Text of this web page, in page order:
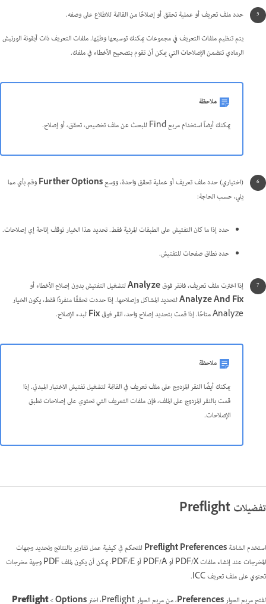
حدد ملف تعريف أو عملية تحقق أو إصلاحًا من القائمة للاطلاع على وصفه.
يتم تنظيم ملفات التعريف في مجموعات يمكنك توسيعها وطيّها. ملفات التعريف ذات أيقونة الورنيش
الرمادي تتضمن الإصلاحات التي يمكن أن تقوم بتصحيح الأخطاء في ملفك.
ملاحظة
يمكنك أيضاً استخدام مربع Find للبحث عن ملف تخصيص، تحقق، أو إصلاح.
(‏اختياري) حدد ملف تعريف أو عملية تحقق واحدة، ووسعFurther Optionsوقم بأي مما
يلي، حسب الحاجة:
حدد إذا ما كان التفتيش على الطبقات المرئية فقط. تحديد هذا الخيار توقف إتاحة إي إصلاحات.
حدد نطاق صفحات للتفتيش.
إذا اخترت ملف تعريف، فانقر فوقAnalyzeلتشغيل التفتيش بدون إصلاح الأخطاء أو
Analyze And Fixلتحديد المشاكل وإصلاحها. إذا حددت تحققًا منفردًا فقط، يكون الخيار
Analyze متاحًا. إذا قمت بتحديد إصلاح واحد، انقر فوق
Fixلبدء الإصلاح.
ملاحظة
يمكنك أيضًا النقر المزدوج على ملف تعريف في القائمة لتشغيل تفتيش الاختبار المبدئي. إذا
قمت بالنقر المزدوج على الملف، فإن ملفات التعريف التي تحتوي على إصلاحات تطبق
الإصلاحات.
تفضيلات Preflight
استخدم الشاشةPreflight Preferencesللتحكم في كيفية عمل تقارير بالنتائج وتحديد وجهات
المخرجات عند إنشاء ملفات PDF/X أو PDF/A أو PDF/E. يمكن أن يكون لملف PDF وجهة مخرجات
تحتوي على ملف تعريف ICC.
لفتح مربع الحوارPreferences، من مربع الحوار Preflight، اختر Options
>‏
Preflight